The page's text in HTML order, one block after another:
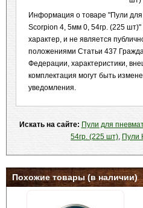
Информация о товаре "Пули для
Scorpion 4, 5мм 0, 54гр. (225
характер, и не является
положениями Статьи 437
Федерации, характеристики,
комплектация могут быть
уведомления.
Искать на сайте: Пули для
54гр. (225 шт), Пули
Похожие товары (в наличии)